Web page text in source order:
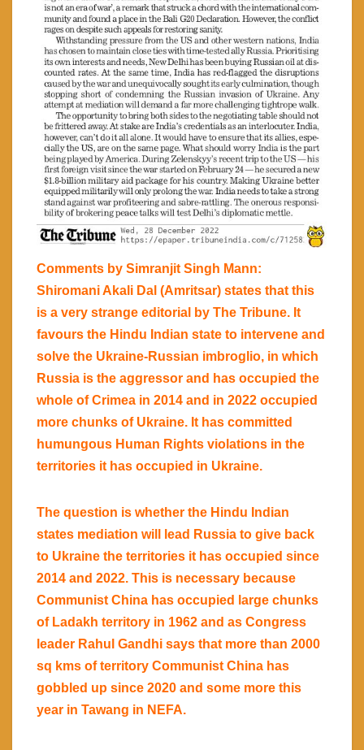
Comments by Simranjit Singh Mann:
Shiromani Akali Dal (Amritsar) states that this
is a very strange editorial by The Tribune. It
favours the Hindu Indian state to intervene and
solve the Ukraine-Russian imbroglio, in which
Russia is the aggressor and has occupied the
whole of Crimea in 2014 and in 2022 occupied
more chunks of Ukraine. It has committed
humungous Human Rights violations in the
territories it has occupied in Ukraine.
The question is whether the Hindu Indian
states mediation will lead Russia to give back
to Ukraine the territories it has occupied since
2014 and 2022. This is necessary because
Communist China has occupied large chunks
of Ladakh territory in 1962 and as Congress
leader Rahul Gandhi says that more than 2000
sq kms of territory Communist China has
gobbled up since 2020 and some more this
year in Tawang in NEFA.